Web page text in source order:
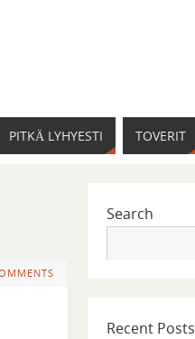
PITKÄ LYHYESTI TOVERIT
Search
Recent Posts